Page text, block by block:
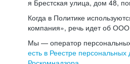
я Брестская улица, дом 48,
Когда в Политике
компания», речь идет об
Мы — оператор
есть в Реестре